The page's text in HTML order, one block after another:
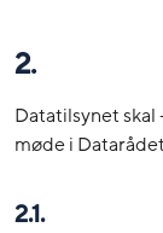
2.
Datatilsynet
møde i
2.1.